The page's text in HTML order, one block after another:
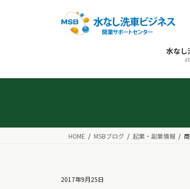
ス
ン
水なし
HOME MSBブログ 起業・副業情報
2017年9月25日